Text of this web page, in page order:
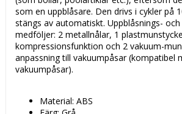
som en uppblåsare. Den drivs i cykler på
stängs av automatiskt. Uppblåsnings-
medföljer: 2 metallnålar, 1
kompressionsfunktion och 2 vakuum-
anpassning till vakuumpåsar (kompatibel
vakuumpåsar).
Material: ABS